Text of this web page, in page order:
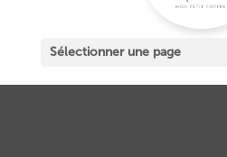
Sélectionner une page